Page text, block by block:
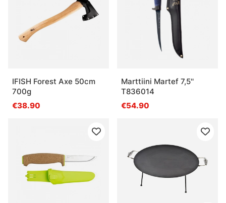
IFISH Forest Axe 50cm
700g
€38.90
Marttiini Martef 7,5''
T836014
€54.90